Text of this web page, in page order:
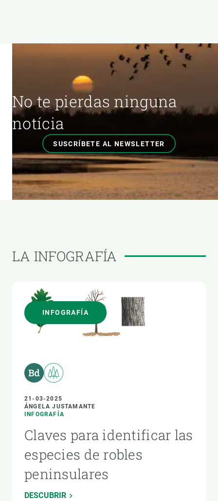
No te pierdas ninguna
notícia
SUSCRÍBETE AL NEWSLETTER
LA INFOGRAFÍA
INFOGRAFÍA
21-03-2025
ÁNGELA JUSTAMANTE
INFOGRAFÍA
Claves para identificar las
especies de robles
peninsulares
DESCUBRIR